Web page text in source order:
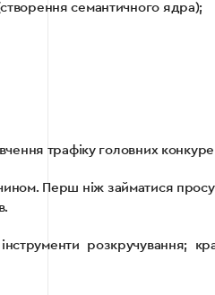
семантичного ядра);
трафіку головних
чином. Перш ніж займатися
розкручування;